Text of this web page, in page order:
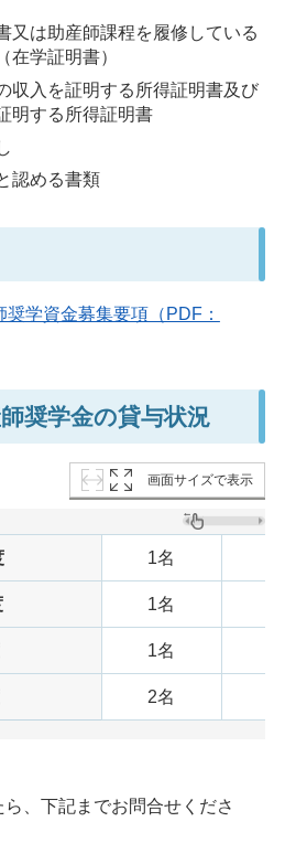
又は助産師課程を履修している
在学証明書）
収入を証明する所得証明書及び
明する所得証明書
認める書類
奨学資金募集要項（PDF：
奨学金の貸与状況
画面サイズで表示
1名
1名
1名
2名
、下記までお問合せくださ